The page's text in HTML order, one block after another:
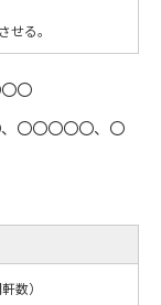
る。
〇
〇〇〇〇〇、〇
数）